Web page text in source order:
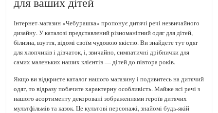
Інтернет-магазин «Чебурашка» пропонує дитячі речі незвичайного
дизайну. У каталозі представлений ​​різноманітний одяг для дітей,
білизна, взуття, відомі своїм чудовою якістю. Ви знайдете тут одяг
для хлопчиків і дівчаток, і, звичайно, симпатичні дрібнички для
самих маленьких наших клієнтів — дітей до півтора років.
Якщо ви відкриєте каталог нашого магазину і подивитесь на дитячий
одяг, то відразу побачите характерну особливість. Майже всі речі з
нашого асортименту декоровані зображеннями героїв дитячих
мультфільмів та казок. Це культові персонажі, знайомі будь-якій